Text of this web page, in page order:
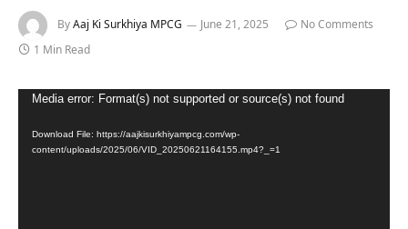
ByAaj Ki Surkhiya MPCG June 21, 2025
No Comments
1 Min Read
Video
Media error: Format(s) not supported or source(s) not found
Download File: https://aajkisurkhiyampcg.com/wp-
content/uploads/2025/06/VID_20250621164155.mp4?_=1